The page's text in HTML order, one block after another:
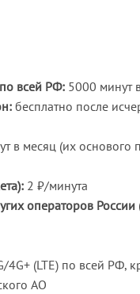
всей РФ: 5000 минут
бесплатно после
в месяц (их основого
2 ₽/минута
операторов России
(LTE) по всей РФ,
АО